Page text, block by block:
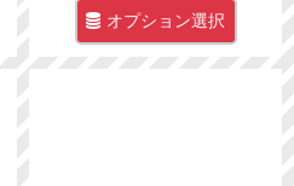
オプション選択